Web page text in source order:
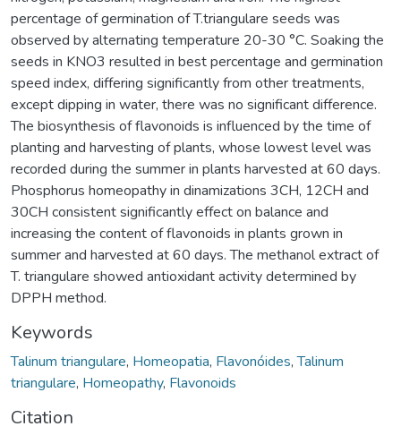
percentage of germination of T.triangulare seeds was
observed by alternating temperature 20-30 °C. Soaking the
seeds in KNO3 resulted in best percentage and germination
speed index, differing significantly from other treatments,
except dipping in water, there was no significant difference.
The biosynthesis of flavonoids is influenced by the time of
planting and harvesting of plants, whose lowest level was
recorded during the summer in plants harvested at 60 days.
Phosphorus homeopathy in dinamizations 3CH, 12CH and
30CH consistent significantly effect on balance and
increasing the content of flavonoids in plants grown in
summer and harvested at 60 days. The methanol extract of
T. triangulare showed antioxidant activity determined by
DPPH method.
Keywords
Talinum triangulare, Homeopatia, Flavonóides,Talinum
triangulare, Homeopathy, Flavonoids
Citation